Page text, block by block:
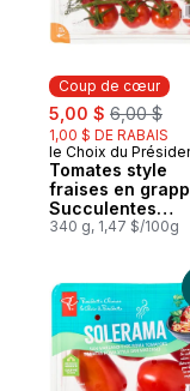
Coup de cœur
sale:
5,00 $ , formerly:
6,00 $
1,00 $ DE RABAIS
Coup de cœur
le Choix du
Tomates style
fraises en
Succulentes
beautés
340 g, 1,47 $/100g